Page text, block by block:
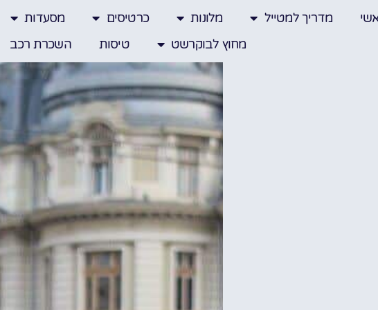
מדריך למטייל מלונות כרטיסים מסעדות
מחוץ לבוקרשט
טיסות השכרת רכב